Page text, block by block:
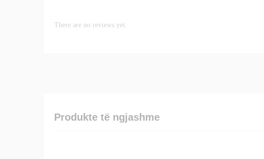
There are no reviews yet.
Produkte të ngjashme